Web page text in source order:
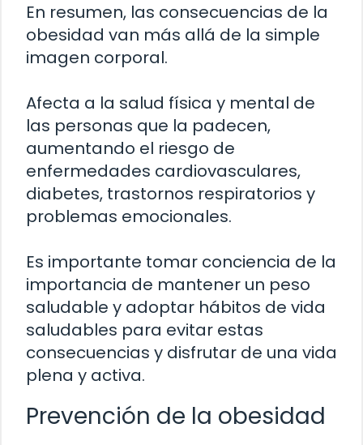
En resumen, las consecuencias de la
obesidad van más allá de la simple
imagen corporal.
Afecta a la salud física y mental de
las personas que la padecen,
aumentando el riesgo de
enfermedades cardiovasculares,
diabetes, trastornos respiratorios y
problemas emocionales.
Es importante tomar conciencia de la
importancia de mantener un peso
saludable y adoptar hábitos de vida
saludables para evitar estas
consecuencias y disfrutar de una vida
plena y activa.
Prevención de la obesidad